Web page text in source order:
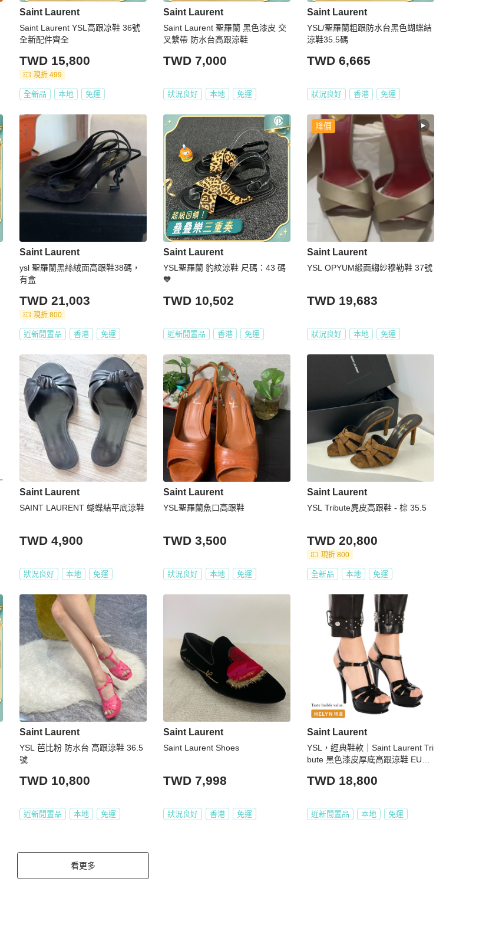
Saint Laurent
Saint Laurent YSL高跟凉鞋 36號
全新配件齊全
TWD 15,800
現折 499
全新品 本地 免運
Saint Laurent
Saint Laurent 聖羅蘭 黑色漆皮 交
叉繫帶 防水台高跟涼鞋
TWD 7,000
狀況良好 本地 免運
Saint Laurent
YSL/聖羅蘭粗跟防水台黑色蝴蝶結
涼鞋35.5碼
TWD 6,665
狀況良好 香港 免運
Saint Laurent
ysl 聖羅蘭黑絲絨面高跟鞋38碼，
有盒
TWD 21,003
現折 800
近新閒置品 香港 免運
Saint Laurent
YSL聖羅蘭 豹紋涼鞋 尺碼：43 碼
🧡
TWD 10,502
近新閒置品 香港 免運
降價
Saint Laurent
YSL OPYUM緞面縐紗穆勒鞋 37號
TWD 19,683
狀況良好 本地 免運
Saint Laurent
SAINT LAURENT 蝴蝶結平底涼鞋
TWD 4,900
狀況良好 本地 免運
Saint Laurent
YSL聖羅蘭魚口高跟鞋
TWD 3,500
狀況良好 本地 免運
Saint Laurent
YSL Tribute麂皮高跟鞋 - 棕 35.5
TWD 20,800
現折 800
全新品 本地 免運
Saint Laurent
YSL 芭比粉 防水台 高跟涼鞋 36.5
號
TWD 10,800
近新閒置品 本地 免運
Saint Laurent
Saint Laurent Shoes
TWD 7,998
狀況良好 香港 免運
Saint Laurent
YSL，經典鞋款｜Saint Laurent Tri
bute 黑色漆皮厚底高跟涼鞋 EU37
TWD 18,800
近新閒置品 本地 免運
看更多